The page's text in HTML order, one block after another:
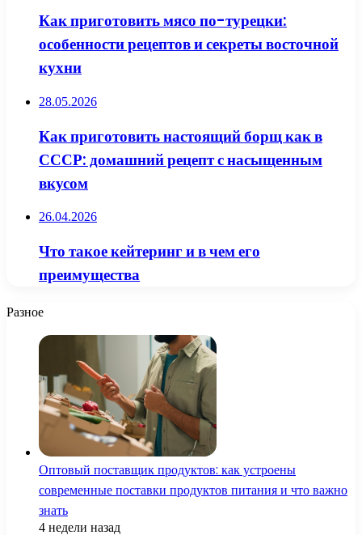
Как приготовить мясо по-турецки:
особенности рецептов и секреты восточной
кухни
28.05.2026
Как приготовить настоящий борщ как в
СССР: домашний рецепт с насыщенным
вкусом
26.04.2026
Что такое кейтеринг и в чем его
преимущества
Разное
Оптовый поставщик продуктов: как устроены
современные поставки продуктов питания и что важно
знать
4 недели назад